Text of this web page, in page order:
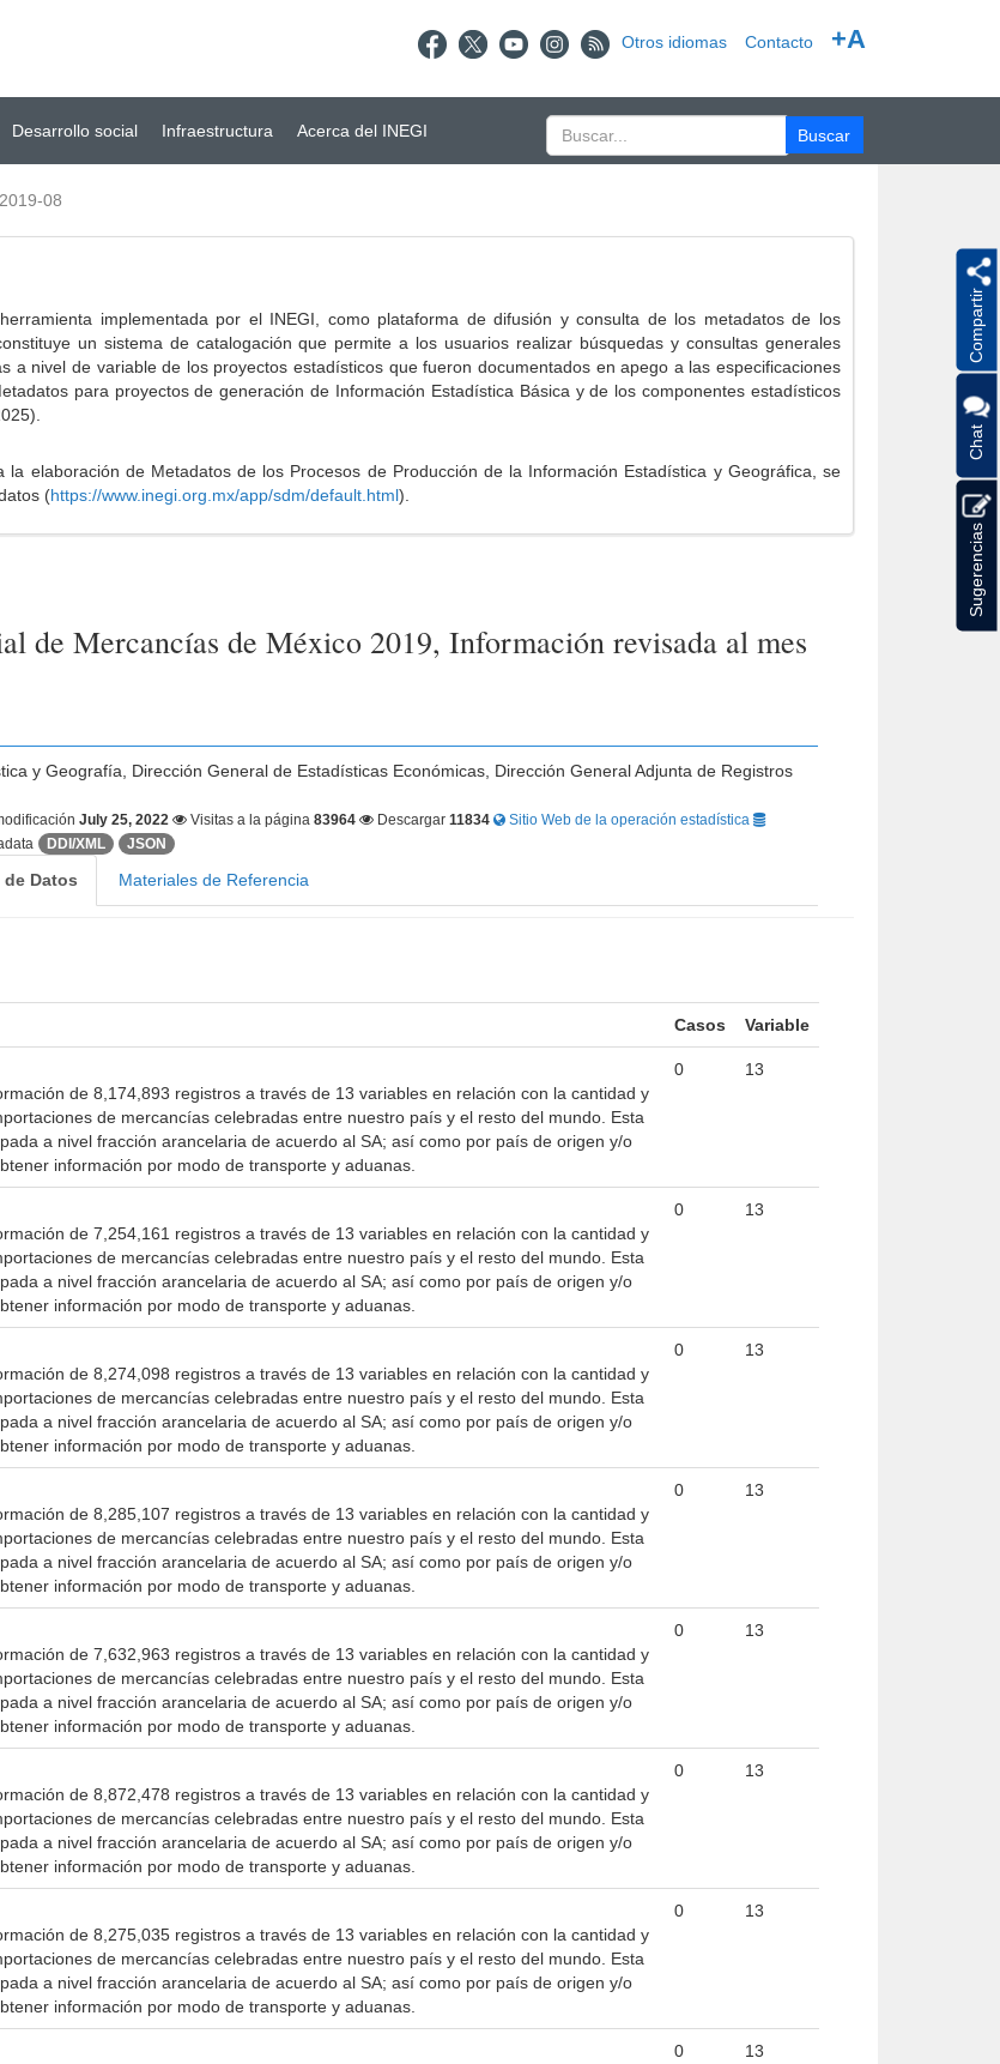
Otros idiomas Contacto +A
Desarrollo social Infraestructura Acerca del INEGI
08
implementada por el INEGI, como plataforma de difusión y consulta de los metadatos de los
un sistema de catalogación que permite a los usuarios realizar búsquedas y consultas generales
a nivel de variable de los proyectos estadísticos que fueron documentados en apego a las especificaciones
para proyectos de generación de Información Estadística Básica y de los componentes estadísticos
elaboración de Metadatos de los Procesos de Producción de la Información Estadística y Geográfica, se
(https://www.inegi.org.mx/app/sdm/default.html).
de Mercancías de México 2019, Información revisada al mes
y Geografía, Dirección General de Estadísticas Económicas, Dirección General Adjunta de Registros
July 25, 2022 Visitas a la página83964 Descargar11834
Sitio Web de la operación estadística
DDI/XML JSON
Datos Materiales de Referencia
Casos Variable
de 8,174,893 registros a través de 13 variables en relación con la cantidad y
de mercancías celebradas entre nuestro país y el resto del mundo. Esta
a nivel fracción arancelaria de acuerdo al SA; así como por país de origen y/o
información por modo de transporte y aduanas.
0 13
de 7,254,161 registros a través de 13 variables en relación con la cantidad y
de mercancías celebradas entre nuestro país y el resto del mundo. Esta
a nivel fracción arancelaria de acuerdo al SA; así como por país de origen y/o
información por modo de transporte y aduanas.
0 13
de 8,274,098 registros a través de 13 variables en relación con la cantidad y
de mercancías celebradas entre nuestro país y el resto del mundo. Esta
a nivel fracción arancelaria de acuerdo al SA; así como por país de origen y/o
información por modo de transporte y aduanas.
0 13
de 8,285,107 registros a través de 13 variables en relación con la cantidad y
de mercancías celebradas entre nuestro país y el resto del mundo. Esta
a nivel fracción arancelaria de acuerdo al SA; así como por país de origen y/o
información por modo de transporte y aduanas.
0 13
de 7,632,963 registros a través de 13 variables en relación con la cantidad y
de mercancías celebradas entre nuestro país y el resto del mundo. Esta
a nivel fracción arancelaria de acuerdo al SA; así como por país de origen y/o
información por modo de transporte y aduanas.
0 13
de 8,872,478 registros a través de 13 variables en relación con la cantidad y
de mercancías celebradas entre nuestro país y el resto del mundo. Esta
a nivel fracción arancelaria de acuerdo al SA; así como por país de origen y/o
información por modo de transporte y aduanas.
0 13
de 8,275,035 registros a través de 13 variables en relación con la cantidad y
de mercancías celebradas entre nuestro país y el resto del mundo. Esta
a nivel fracción arancelaria de acuerdo al SA; así como por país de origen y/o
información por modo de transporte y aduanas.
0 13
0 13
Compartir
Chat
Sugerencias